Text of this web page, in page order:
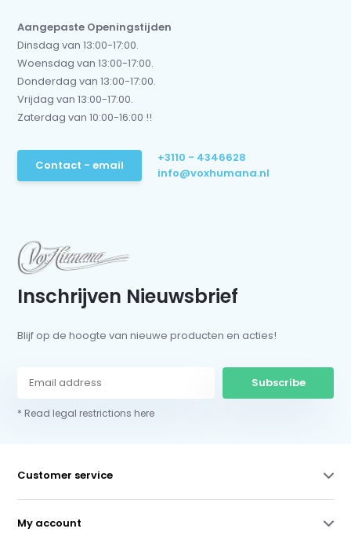
Aangepaste Openingstijden
Dinsdag van 13:00-17:00.
Woensdag van 13:00-17:00.
Donderdag van 13:00-17:00.
Vrijdag van 13:00-17:00.
Zaterdag van 10:00-16:00 !!
Contact - email
+3110 - 4346628
info@voxhumana.nl
Inschrijven Nieuwsbrief
Blijf op de hoogte van nieuwe producten en acties!
Subscribe
* Read legal restrictions here
Customer service
My account